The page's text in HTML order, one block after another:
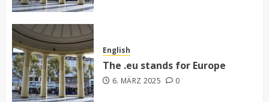
English
The .eu stands for Europe
6. MÄRZ 2025 0